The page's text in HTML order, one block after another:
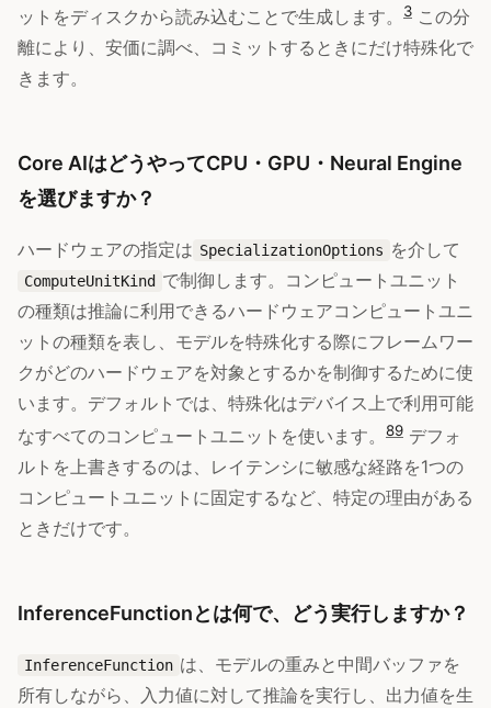
ットをディスクから読み込むことで生成します。
3 この分
離により、安価に調べ、コミットするときにだけ特殊化で
きます。
Core AIはどうやってCPU・GPU・Neural Engine
を選びますか？
ハードウェアの指定は SpecializationOptions を介して
ComputeUnitKind で制御します。コンピュートユニット
の種類は推論に利用できるハードウェアコンピュートユニ
ットの種類を表し、モデルを特殊化する際にフレームワー
クがどのハードウェアを対象とするかを制御するために使
います。デフォルトでは、特殊化はデバイス上で利用可能
なすべてのコンピュートユニットを使います。
89 デフォ
ルトを上書きするのは、レイテンシに敏感な経路を1つの
コンピュートユニットに固定するなど、特定の理由がある
ときだけです。
InferenceFunctionとは何で、どう実行しますか？
InferenceFunction は、モデルの重みと中間バッファを
所有しながら、入力値に対して推論を実行し、出力値を生